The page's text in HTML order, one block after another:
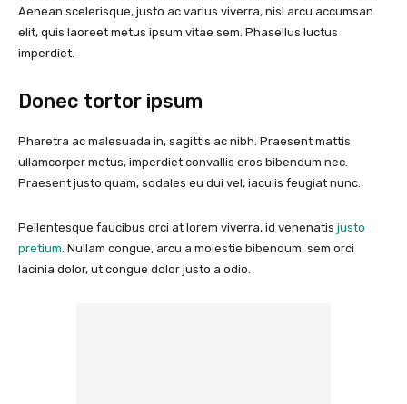
Aenean scelerisque, justo ac varius viverra, nisl arcu accumsan
elit, quis laoreet metus ipsum vitae sem. Phasellus luctus
imperdiet.
Donec tortor ipsum
Pharetra ac malesuada in, sagittis ac nibh. Praesent mattis
ullamcorper metus, imperdiet convallis eros bibendum nec.
Praesent justo quam, sodales eu dui vel, iaculis feugiat nunc.
Pellentesque faucibus orci at lorem viverra, id venenatis justo
pretium . Nullam congue, arcu a molestie bibendum, sem orci
lacinia dolor, ut congue dolor justo a odio.